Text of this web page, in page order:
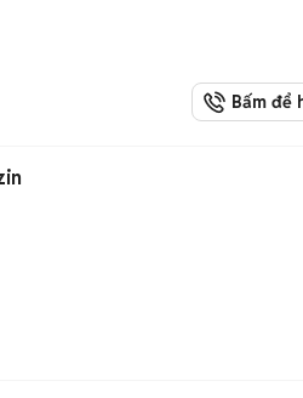
Bấm để